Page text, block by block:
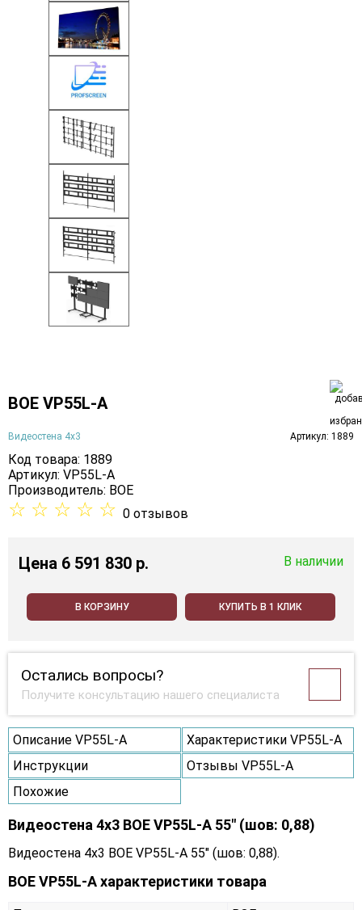
BOE VP55L-A
Видеостена 4х3 Артикул: 1889
Код товара: 1889
Артикул: VP55L-A
Производитель: BOE
☆ ☆ ☆ ☆ ☆ 0 отзывов
Цена 6 591 830 p. В наличии
В КОРЗИНУ КУПИТЬ В 1 КЛИК
Остались вопросы?
Получите консультацию нашего специалиста
Описание VP55L-A
Характеристики VP55L-A
Инструкции
Отзывы VP55L-A
Похожие
Видеостена 4x3 BOE VP55L-A 55" (шов: 0,88)
Видеостена 4x3 BOE VP55L-A 55" (шов: 0,88).
BOE VP55L-A характеристики товара